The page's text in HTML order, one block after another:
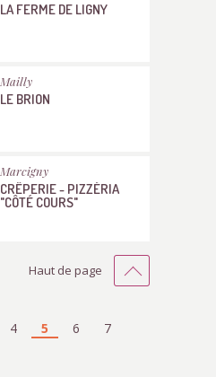
LA FERME DE LIGNY
Mailly
LE BRION
Marcigny
CRÊPERIE - PIZZÉRIA
"CÔTÉ COURS"
Haut de page
4 5 6
7